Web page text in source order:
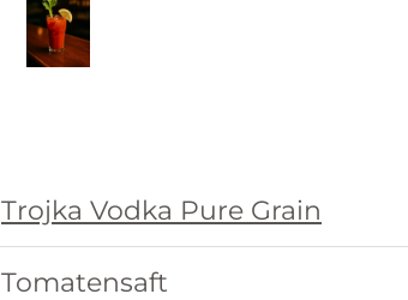
Trojka Vodka Pure Grain
Tomatensaft